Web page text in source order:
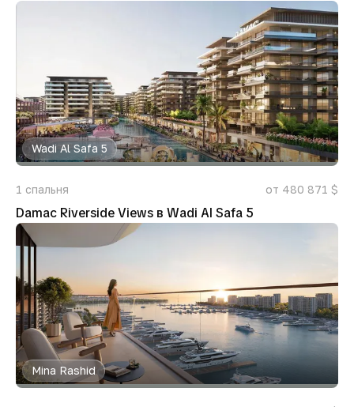
Wadi Al Safa 5
1 спальня от 480 871 $
Damac Riverside Views в Wadi Al Safa 5
Mina Rashid